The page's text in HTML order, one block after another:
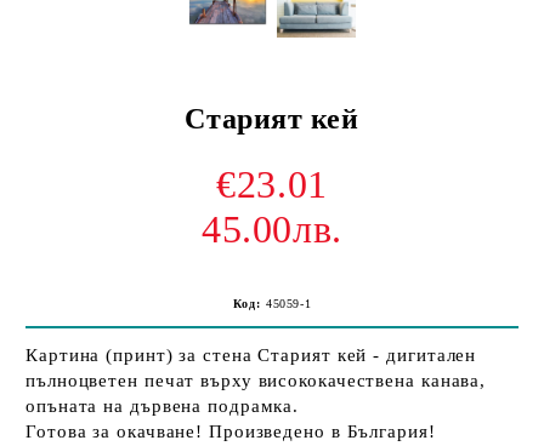
Старият кей
€23.01
45.00лв.
Код: 45059-1
Картина (принт) за стена Старият кей - дигитален
пълноцветен печат върху висококачествена канава,
опъната на дървена подрамка.
Готова за окачване! Произведено в България!